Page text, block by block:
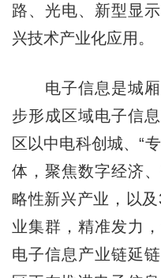
路、光电、新型显
兴技术产业化应用。
电子信息是城厢
步形成区域电子信
区以中电科创城、“
体，聚焦数字经济
略性新兴产业，以
业集群，精准发力
电子信息产业链延